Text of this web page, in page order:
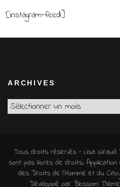
[instagram-feed]
ARCHIVES
Archives
Tous droits réservés - Lisa Giraud
sont pas libres de droits. Application
des Droits de l'Homme et du
Développé par Blossom